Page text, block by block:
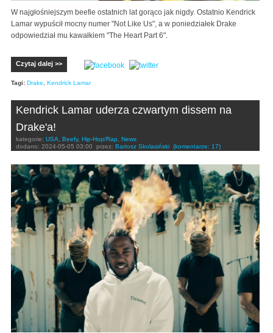
W najgłośniejszym beefie ostatnich lat gorąco jak nigdy. Ostatnio Kendrick
Lamar wypuścił mocny numer "Not Like Us", a w poniedziałek Drake
odpowiedział mu kawałkiem "The Heart Part 6".
Czytaj dalej >>
Tagi: Drake, Kendrick Lamar
Kendrick Lamar uderza czwartym dissem na
Drake'a!
kategorie: USA, Beefy, Hip-Hop/Rap, News
dodano: 2024-05-05 03:00 przez: Bartosz Skolasiński (komentarze: 17)